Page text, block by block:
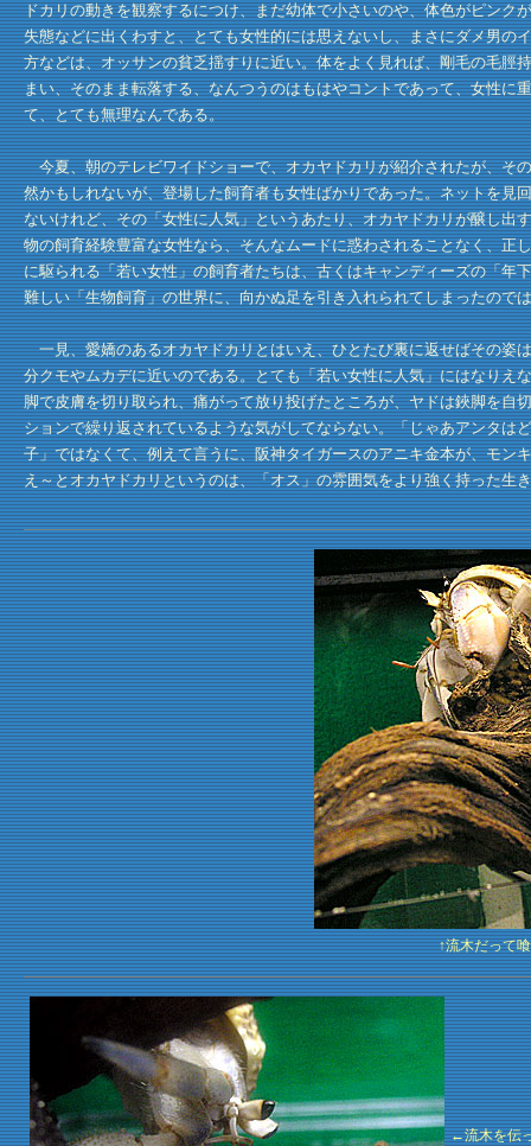
ドカリの動きを観察するにつけ、まだ幼体で小さいのや、体色がピン
失態などに出くわすと、とても女性的には思えないし、まさにダメ男
方などは、オッサンの貧乏揺すりに近い。体をよく見れば、剛毛の毛
まい、そのまま転落する、なんつうのはもはやコントであって、女性
て、とても無理なんである。
今夏、朝のテレビワイドショーで、オカヤドカリが紹介されたが、そ
然かもしれないが、登場した飼育者も女性ばかりであった。ネットを
ないけれど、その「女性に人気」というあたり、オカヤドカリが醸し
物の飼育経験豊富な女性なら、そんなムードに惑わされることなく、
に駆られる「若い女性」の飼育者たちは、古くはキャンディーズの「
難しい「生物飼育」の世界に、向かぬ足を引き入れられてしまったので
一見、愛嬌のあるオカヤドカリとはいえ、ひとたび裏に返せばその姿
分クモやムカデに近いのである。とても「若い女性に人気」にはなり
脚で皮膚を切り取られ、痛がって放り投げたところが、ヤドは鋏脚を
ションで繰り返されているような気がしてならない。「じゃあアンタ
子」ではなくて、例えて言うに、阪神タイガースのアニキ金本が、モ
え～とオカヤドカリというのは、「オス」の雰囲気をより強く持った生
↑流木だって
←流木を伝